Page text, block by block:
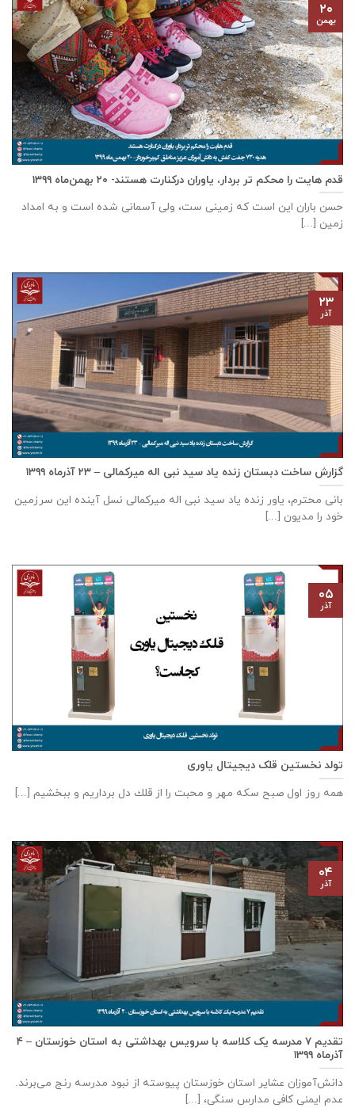
قدم هایت را محکم تر بردار، یاوران درکنارت هستند- ۲۰ بهمن‌ماه ۱۳۹۹
حسن باران این است که زمینی ست، ولی آسمانی شده است و به امداد
زمین [...]
۲۰
بهمن
گزارش ساخت دبستان زنده ياد سيد نبی اله ميركمالی – ۲۳ آذر‌ماه ۱۳۹۹
بانی محترم، یاور زنده ياد سيد نبی اله ميركمالی نسل آینده این سرزمین
خود را مدیون [...]
۲۳
آذر
تولد نخستین قلک دیجیتال یاوری
همه روز اول صبح سكه مهر و محبت را از قلك دل برداريم و ببخشيم [...]
۰۵
آذر
تقدیم ۷ مدرسه یک کلاسه با سرويس بهداشتی به استان خوزستان – ۴
آذر‌ماه ۱۳۹۹
دانش‌آموزان عشایر استان خوزستان پيوسته از نبود مدرسه رنج می‌برند.
عدم ایمنی کافی مدارس سنگی، [...]
۰۴
آذر